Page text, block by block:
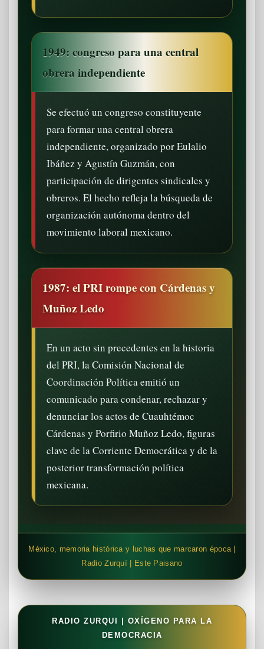
1949: congreso para una central
obrera independiente
Se efectuó un congreso constituyente
para formar una central obrera
independiente, organizado por Eulalio
Ibáñez y Agustín Guzmán, con
participación de dirigentes sindicales y
obreros. El hecho refleja la búsqueda de
organización autónoma dentro del
movimiento laboral mexicano.
1987: el PRI rompe con Cárdenas y
Muñoz Ledo
En un acto sin precedentes en la historia
del PRI, la Comisión Nacional de
Coordinación Política emitió un
comunicado para condenar, rechazar y
denunciar los actos de Cuauhtémoc
Cárdenas y Porfirio Muñoz Ledo, figuras
clave de la Corriente Democrática y de la
posterior transformación política
mexicana.
México, memoria histórica y luchas que marcaron época |
Radio Zurquí | Este Paisano
RADIO ZURQUI | OXÍGENO PARA LA
DEMOCRACIA